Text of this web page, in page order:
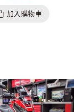
加入購物車